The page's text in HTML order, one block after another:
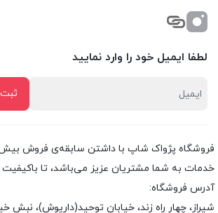
لطفا ایمیل خود را وارد نمایید
خدمات به شما مشتریان عزیز می‌باشد، تا
آدرس فروشگاه:
شیراز، چهار راه زند، خیابان توحید(داریوش)،